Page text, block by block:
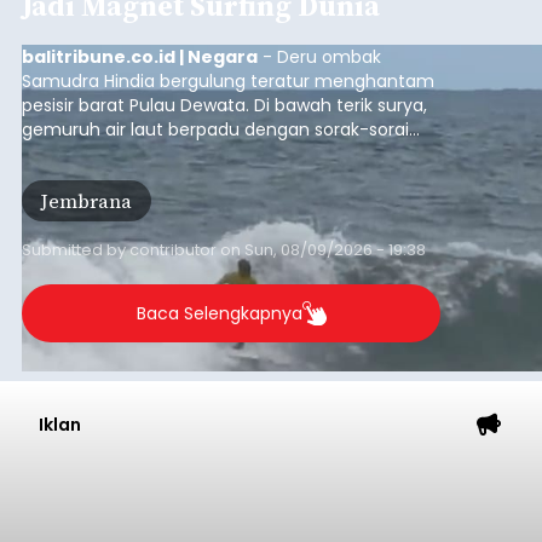
balitribune.co.id | Negara - Deru ombak
Samudra Hindia bergulung teratur menghantam
pesisir barat Pulau Dewata. Di bawah terik surya,
gemuruh air laut berpadu dengan sorak-sorai
penonton yang memadati Pantai Medewi,
Kecamatan Pekutatan pada Minggu (9/8/2026).
Ratusan peselancar dari berbagai penjuru
nusantara berkompetisi menaklukan ombak
terbaik dan menantang.
Jembrana
Submitted bycontributoron Sun, 08/09/2026 - 19:38
Baca Selengkapnya
Iklan